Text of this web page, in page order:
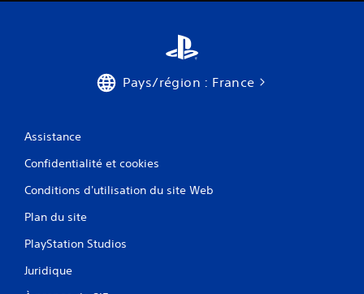
Pays/région : France
Assistance
Confidentialité et cookies
Conditions d'utilisation du site Web
Plan du site
PlayStation Studios
Juridique